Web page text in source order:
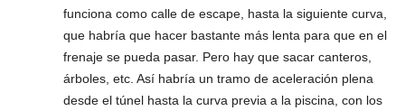
funciona como calle de escape, hasta la siguiente curva,
que habría que hacer bastante más lenta para que en el
frenaje se pueda pasar. Pero hay que sacar canteros,
árboles, etc. Así habría un tramo de aceleración plena
desde el túnel hasta la curva previa a la piscina, con los